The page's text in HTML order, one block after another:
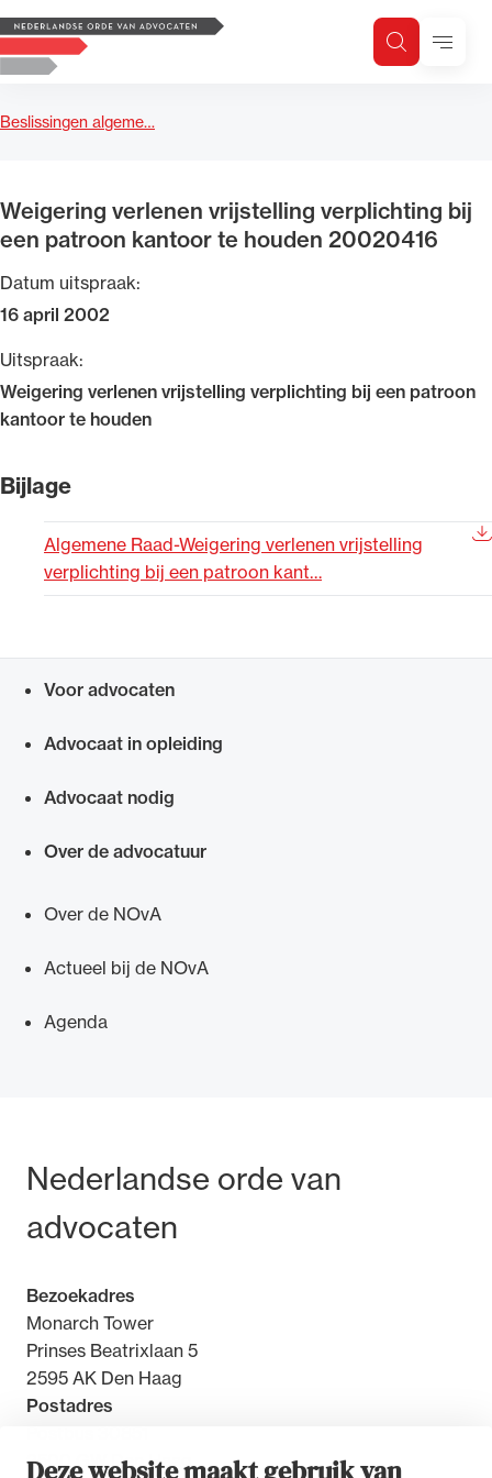
Logo, to the homepage
ZoekenMenu
Beslissingen algeme…
Weigering verlenen vrijstelling verplichting bij
een patroon kantoor te houden 20020416
Datum uitspraak:
16 april 2002
Uitspraak:
Weigering verlenen vrijstelling verplichting bij een patroon
kantoor te houden
Bijlage
Algemene Raad-Weigering verlenen vrijstelling
verplichting bij een patroon kant…
Voor advocaten
Advocaat in opleiding
Advocaat nodig
Over de advocatuur
Over de NOvA
Actueel bij de NOvA
Agenda
Bezoek- en postadres
Nederlandse orde van
advocaten
Bezoekadres
Monarch Tower
Prinses Beatrixlaan 5
2595 AK Den Haag
Postadres
2500 GW Den Haag
Zoeken
Zoek op trefwoord
Uitgelicht
Alle wet- en regelgeving voor de advocatuur.
de advocatuur (Voda) en de Regeling op de
het rechtsgebiedenregister en